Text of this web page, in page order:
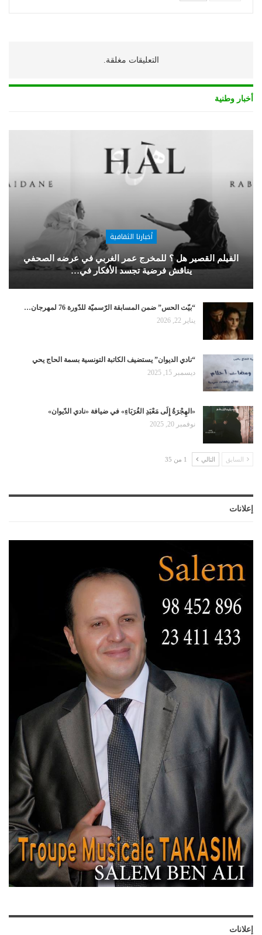
التعليقات مغلقة.
أخبار وطنية
أخبارنا الثقافية
الفيلم القصير هل ؟ للمخرج عمر الغربي في عرضه الصحفي
يناقش فرضية تجسد الأفكار في…
“بيّت الحس” ضمن المسابقة الرّسميّة للدّورة 76 لمهرجان…
يناير 22, 2026
“نادي الديوان” يستضيف الكاتبة التونسية بسمة الحاج يحي
ديسمبر 15, 2025
«الهِجْرَةُ إِلَى مَعْبَدِ الغُرَبَاءِ» في ضيافة «نادي الدّيوان»
نوفمبر 20, 2025
السابق التالي 1 من 35
إعلانات
إعلانات